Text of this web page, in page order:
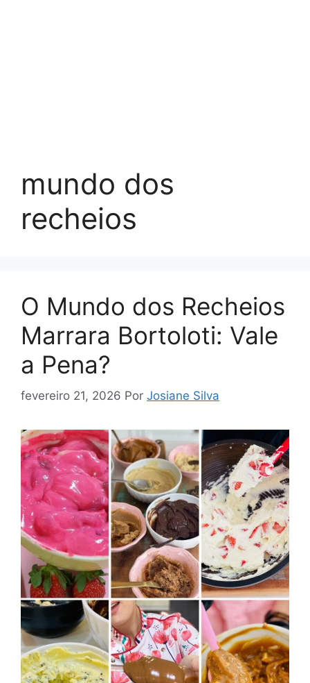
mundo dos
recheios
O Mundo dos Recheios
Marrara Bortoloti: Vale
a Pena?
fevereiro 21, 2026 Por Josiane Silva